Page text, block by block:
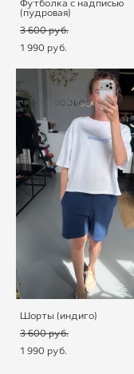
Футболка с надписью
(пудровая)
3 600 pуб.
1 990 pуб.
Шорты (индиго)
3 600 pуб.
1 990 pуб.